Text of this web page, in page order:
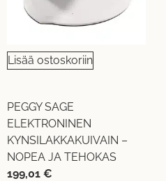
Lisää ostoskoriin
PEGGY SAGE
ELEKTRONINEN
KYNSILAKKAKUIVAIN –
NOPEA JA TEHOKAS
199,01 €